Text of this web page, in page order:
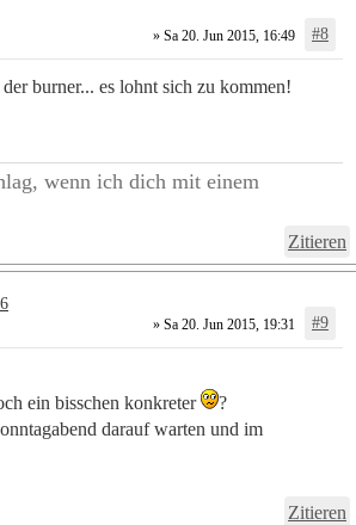
» Sa 20. Jun 2015, 16:49 #8
burner... es lohnt sich zu kommen!
wenn ich dich mit einem
Zitieren
» Sa 20. Jun 2015, 19:31 #9
ein bisschen konkreter
?
darauf warten und im
Zitieren